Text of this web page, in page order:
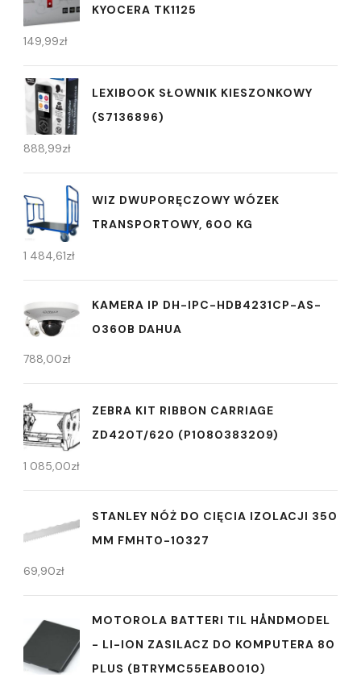
KYOCERA TK1125
149,99zł
LEXIBOOK SŁOWNIK KIESZONKOWY
(S7136896)
888,99zł
WIZ DWUPORĘCZOWY WÓZEK
TRANSPORTOWY, 600 KG
1 484,61zł
KAMERA IP DH-IPC-HDB4231CP-AS-
0360B DAHUA
788,00zł
ZEBRA KIT RIBBON CARRIAGE
ZD420T/620 (P1080383209)
1 085,00zł
STANLEY NÓŻ DO CIĘCIA IZOLACJI 350
MM FMHT0-10327
69,90zł
MOTOROLA BATTERI TIL HÅNDMODEL
- LI-ION ZASILACZ DO KOMPUTERA 80
PLUS (BTRYMC55EAB0010)